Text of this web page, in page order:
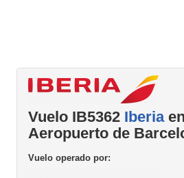
Vuelo IB5362 Iberia
Aeropuerto de
Vuelo operado por: